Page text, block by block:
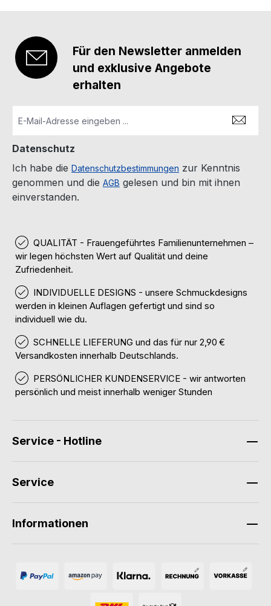
Für den Newsletter anmelden
und exklusive Angebote
erhalten
Datenschutz
Ich habe die Datenschutzbestimmungen zur Kenntnis
genommen und die AGB gelesen und bin mit ihnen
einverstanden.
QUALITÄT - Frauengeführtes Familienunternehmen –
wir legen höchsten Wert auf Qualität und deine
Zufriedenheit.
INDIVIDUELLE DESIGNS - unsere Schmuckdesigns
werden in kleinen Auflagen gefertigt und sind so
individuell wie du.
SCHNELLE LIEFERUNG und das für nur 2,90 €
Versandkosten innerhalb Deutschlands.
PERSÖNLICHER KUNDENSERVICE - wir antworten
persönlich und meist innerhalb weniger Stunden
Service - Hotline
Service
Informationen